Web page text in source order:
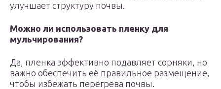
улучшает структуру почвы.
Можно ли использовать пленку для
мульчирования?
Да, пленка эффективно подавляет сорняки, но
важно обеспечить её правильное размещение,
чтобы избежать перегрева почвы.